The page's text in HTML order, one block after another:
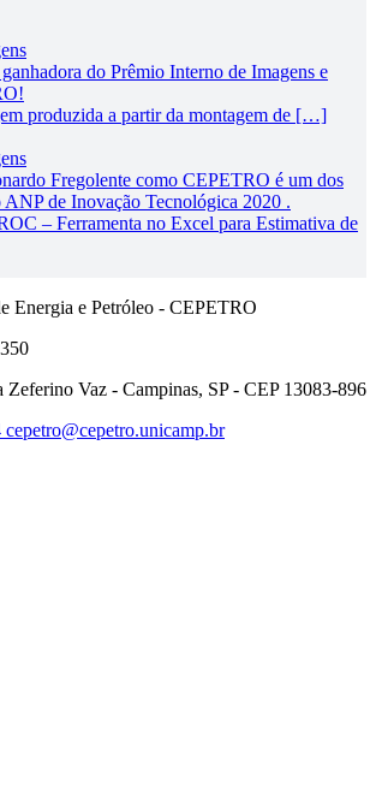
do Prêmio Interno de Imagens e
produzida a partir da montagem de […]
Fregolente como CEPETRO é um dos
ANP de Inovação Tecnológica 2020 .
– Ferramenta no Excel para Estimativa de
Energia e Petróleo - CEPETRO
Vaz - Campinas, SP - CEP 13083-896
cepetro@cepetro.unicamp.br